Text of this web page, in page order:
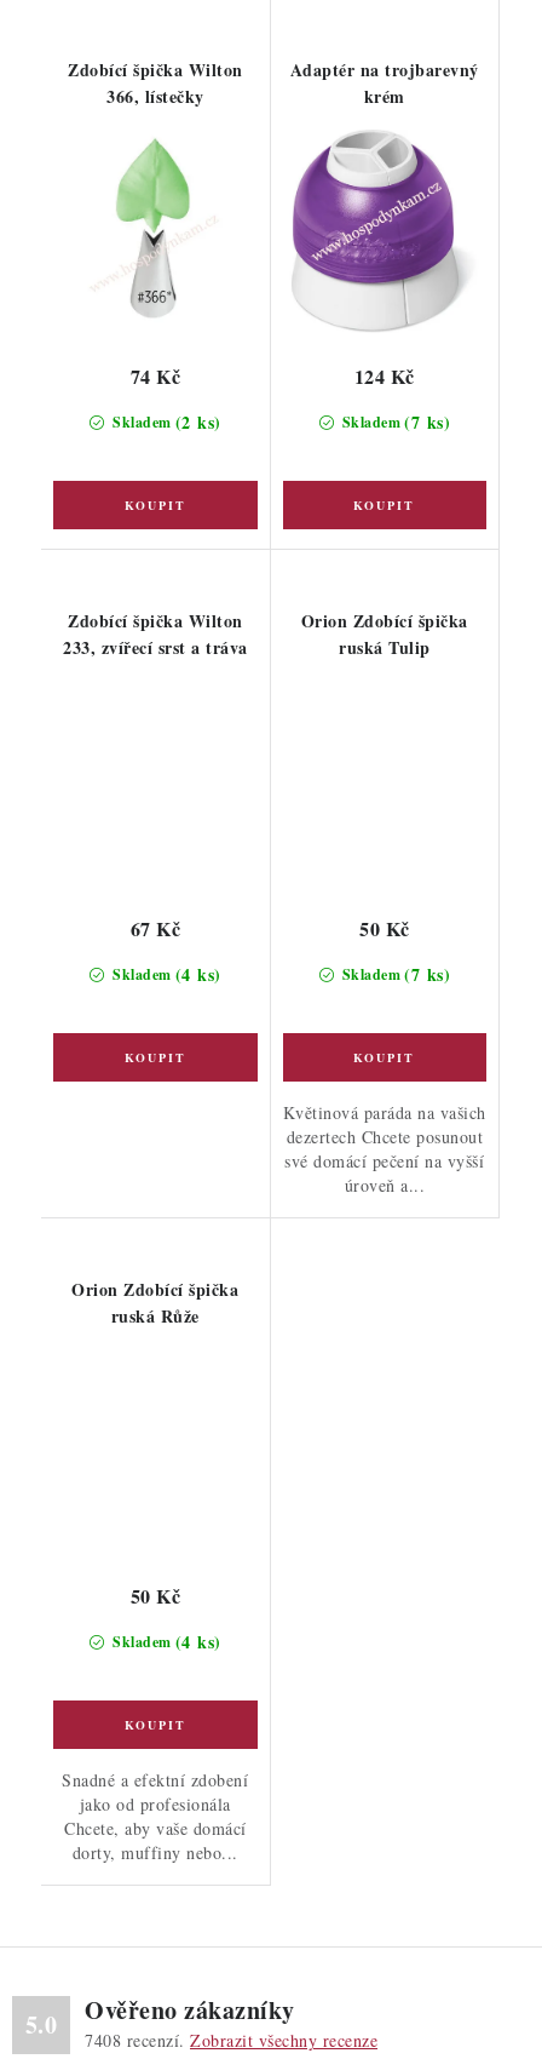
Zdobící špička Wilton
366, lístečky
Skladem (2 ks)
74 Kč
Adaptér na trojbarevný
krém
Skladem(7 ks)
124 Kč
Zdobící špička Wilton
233, zvířecí srst a tráva
Skladem (4 ks)
67 Kč
Orion Zdobící špička
ruská Tulip
Skladem(7 ks)
50 Kč
Květinová paráda na vašich
dezertech Chcete posunout
své domácí pečení na vyšší
úroveň a...
Orion Zdobící špička
ruská Růže
Skladem (4 ks)
50 Kč
Snadné a efektní zdobení
jako od profesionála
Chcete, aby vaše domácí
dorty, muffiny nebo...
5.0 Ověřeno zákazníky
7408 recenzí. Zobrazit všechny recenze